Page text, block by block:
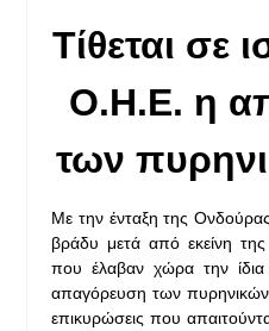
Τίθεται σε
Ο.Η.Ε. η
των
Με την ένταξη της
βράδυ μετά από εκείνη
που έλαβαν χώρα την
απαγόρευση των
επικυρώσεις που